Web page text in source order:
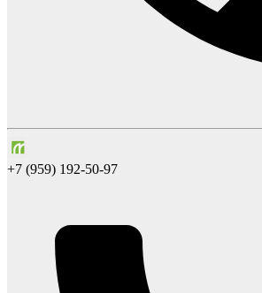
+7 (959) 192-50-97